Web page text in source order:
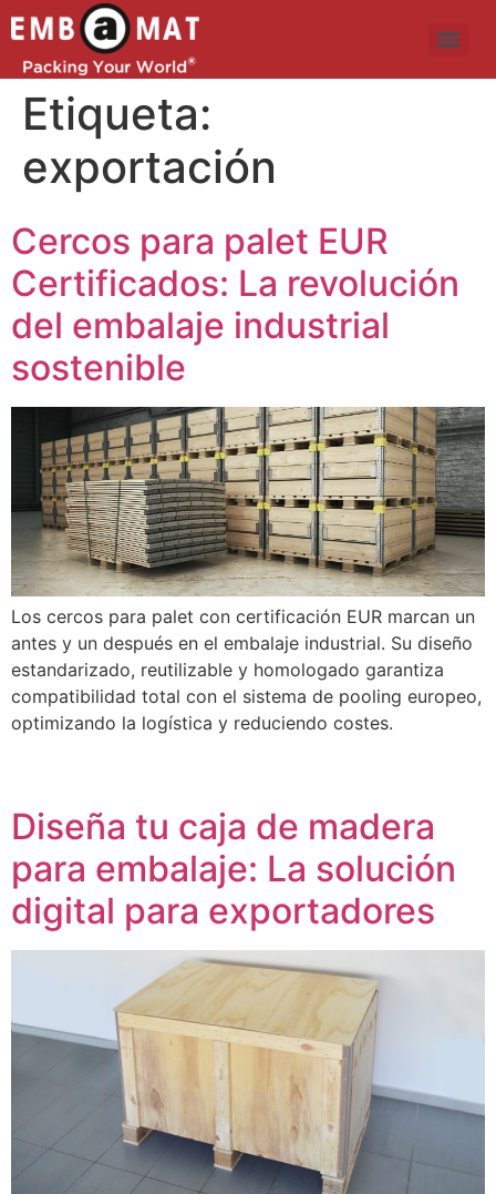
Etiqueta:
exportación
Cercos para palet EUR
Certificados: La revolución
del embalaje industrial
sostenible
Los cercos para palet con certificación EUR marcan un
antes y un después en el embalaje industrial. Su diseño
estandarizado, reutilizable y homologado garantiza
compatibilidad total con el sistema de pooling europeo,
optimizando la logística y reduciendo costes.
Diseña tu caja de madera
para embalaje: La solución
digital para exportadores